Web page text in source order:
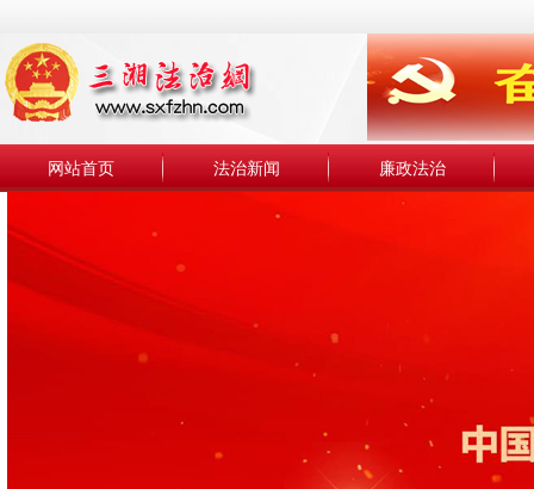
网站首页 法治新闻 廉政法治